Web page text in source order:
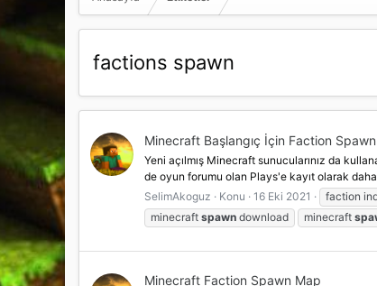
factions spawn
Minecraft Başlangıç İçin Faction
Yeni açılmış Minecraft sunucularınız da
de oyun forumu olan Plays'e kayıt olarak
SelimAkoguz
Konu 16 Eki 2021 faction
minecraft spawn download minecraft
Minecraft Faction Spawn Map